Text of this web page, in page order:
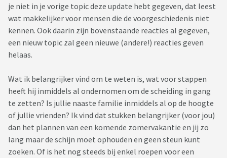
je niet in je vorige topic deze update hebt gegeven, dat leest
wat makkelijker voor mensen die de voorgeschiedenis niet
kennen. Ook daarin zijn bovenstaande reacties al gegeven,
een nieuw topic zal geen nieuwe (andere!) reacties geven
helaas.
Wat ik belangrijker vind om te weten is, wat voor stappen
heeft hij inmiddels al ondernomen om de scheiding in gang
te zetten? Is jullie naaste familie inmiddels al op de hoogte
of jullie vrienden? Ik vind dat stukken belangrijker (voor jou)
dan het plannen van een komende zomervakantie en jij zo
lang maar de schijn moet ophouden en geen steun kunt
zoeken. Of is het nog steeds bij enkel roepen voor een